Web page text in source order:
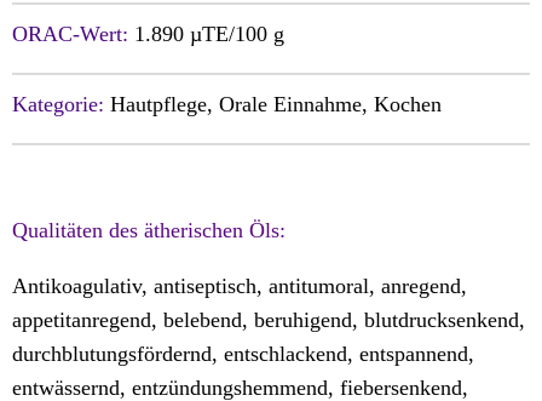
ORAC-Wert: 1.890 µTE/100 g
Kategorie: Hautpflege, Orale Einnahme, Kochen
Qualitäten des ätherischen Öls:
Antikoagulativ, antiseptisch, antitumoral, anregend,
appetitanregend, belebend, beruhigend, blutdrucksenkend,
durchblutungsfördernd, entschlackend, entspannend,
entwässernd, entzündungshemmend, fiebersenkend,